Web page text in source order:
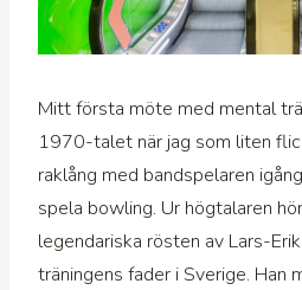
Mitt första möte med mental
1970-talet när jag som liten
raklång med bandspelaren
spela bowling. Ur högtalaren
legendariska rösten av Lars-
träningens fader i Sverige. Han